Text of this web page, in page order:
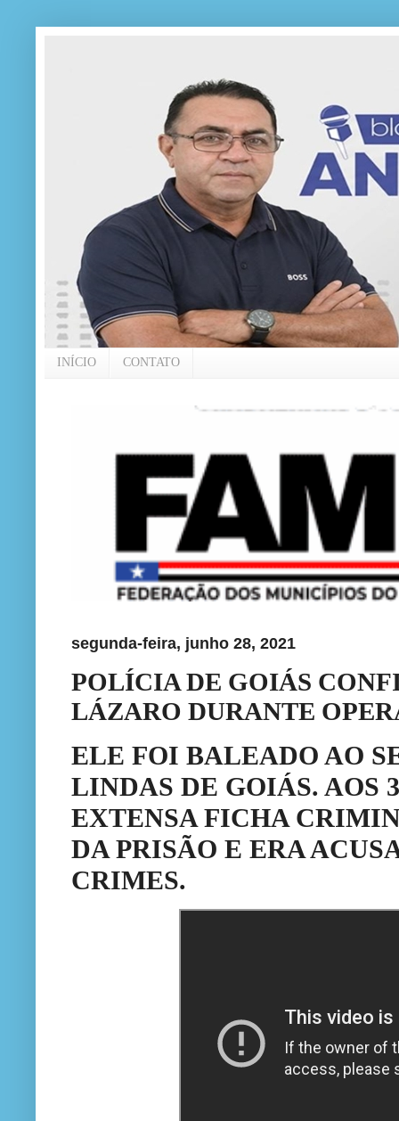
INÍCIO CONTATO
segunda-feira, junho 28, 2021
POLÍCIA DE GOIÁS
LÁZARO DURANTE
ELE FOI BALEADO AO
LINDAS DE GOIÁS. AOS
EXTENSA FICHA
DA PRISÃO E ERA
CRIMES.